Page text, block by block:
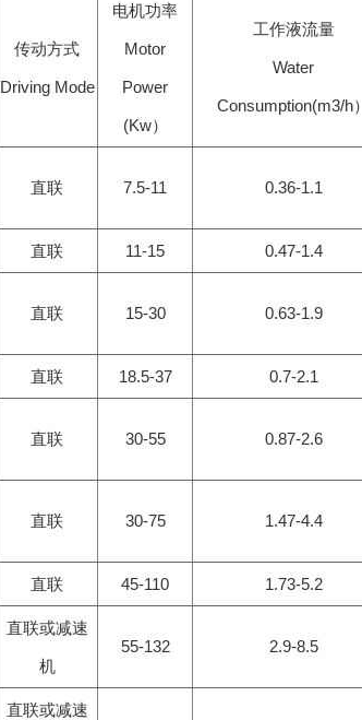
传动方式
Driving Mode
电机功率
Motor
Power
(Kw）
工作液流量
Water
Consumption(m3/h）
直联 7.5-11 0.36-1.1
直联 11-15 0.47-1.4
直联 15-30 0.63-1.9
直联 18.5-37 0.7-2.1
直联 30-55 0.87-2.6
直联 30-75 1.47-4.4
直联 45-110 1.73-5.2
直联或减速
机
55-132 2.9-8.5
直联或减速